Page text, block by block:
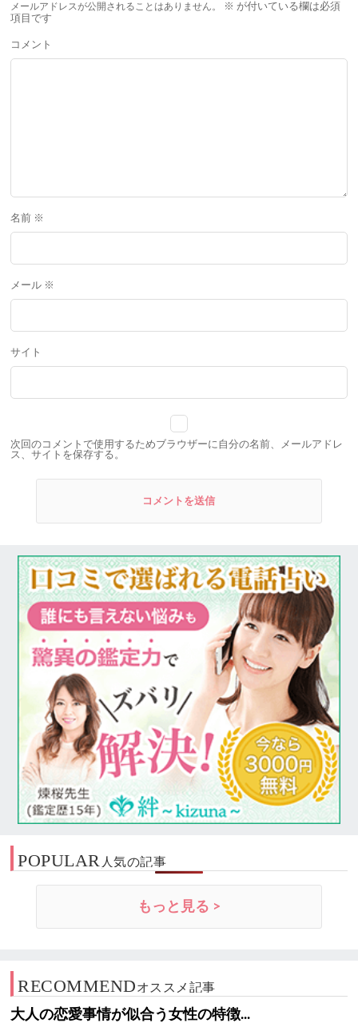
メールアドレスが公開されることはありません。 ※ が付いている欄は必須
項目です
コメント
名前 ※
メール ※
サイト
次回のコメントで使用するためブラウザーに自分の名前、メールアドレ
ス、サイトを保存する。
POPULAR人気の記事
もっと見る >
RECOMMENDオススメ記事
大人の恋愛事情が似合う女性の特徴...